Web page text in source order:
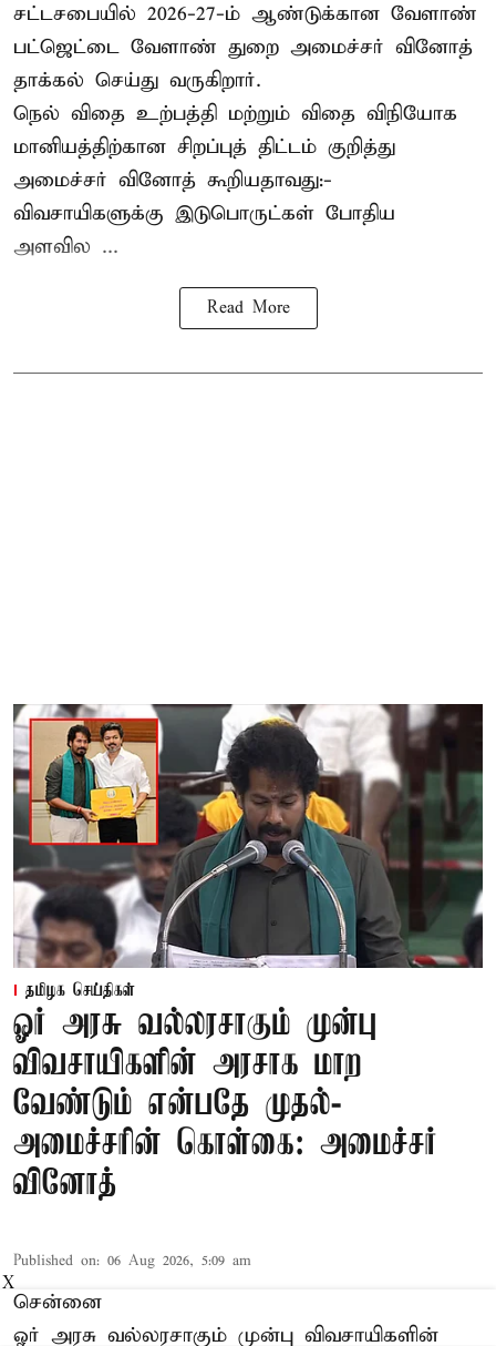
சட்டசபையில் 2026-27-ம் ஆண்டுக்கான வேளாண்
பட்ஜெட்டை வேளாண் துறை அமைச்சர் வினோத்
தாக்கல் செய்து வருகிறார்.
நெல் விதை உற்பத்தி மற்றும் விதை விநியோக
மானியத்திற்கான சிறப்புத் திட்டம் குறித்து
அமைச்சர் வினோத் கூறியதாவது:-
விவசாயிகளுக்கு இடுபொருட்கள் போதிய
அளவில ...
Read More
தமிழக செய்திகள்
ஓர் அரசு வல்லரசாகும் முன்பு
விவசாயிகளின் அரசாக மாற
வேண்டும் என்பதே முதல்-
அமைச்சரின் கொள்கை: அமைச்சர்
வினோத்
Published on: 06 Aug 2026, 5:09 am
சென்னை
ஓர் அரசு வல்லரசாகும் முன்பு விவசாயிகளின்
X